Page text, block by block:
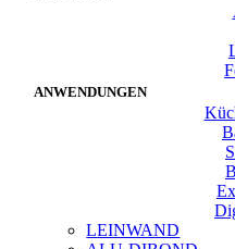
ANWENDUNGEN
LEINWAND